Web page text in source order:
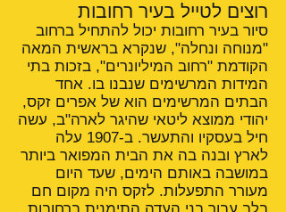
רוצים לטייל בעיר רחובות
סיור בעיר רחובות יכול להתחיל ברחוב
"מנוחה ונחלה", שנקרא בראשית המאה
הקודמת "רחוב המיליונרים", בזכות בתי
המידות המרשימים שנבנו בו. אחד
הבתים המרשימים הוא של אפרים זקס,
יהודי ממוצא ליטאי שהיגר לארה"ב, עשה
חיל בעסקיו והתעשר. ב-1907 עלה
לארץ ובנה בה את הבית המפואר ביותר
במושבה באותם הימים, שעד היום
מעורר התפעלות. לזקס היה מקום חם